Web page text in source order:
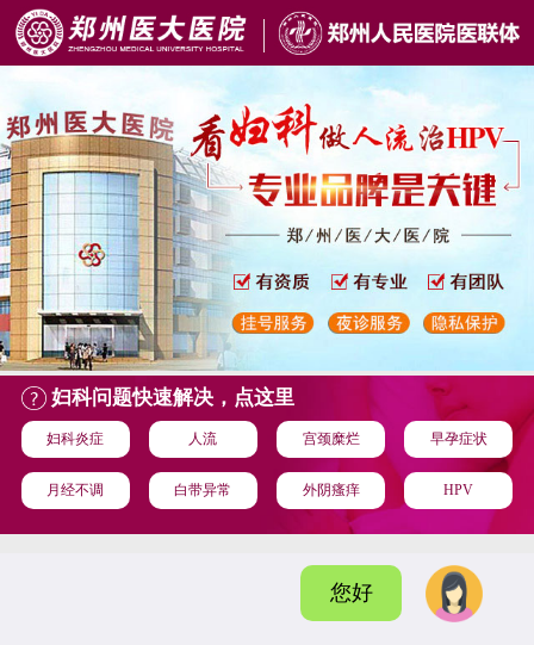
妇科问题快速解决，点这里
妇科炎症 人流 宫颈糜烂 早孕症状
月经不调 白带异常 外阴瘙痒 HPV
您好